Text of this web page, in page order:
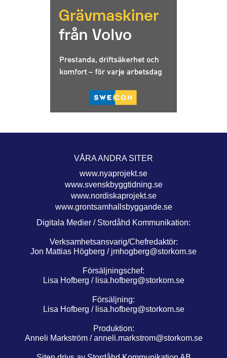
VÅRA ANDRA SITER
www.nyaprojekt.se
www.svenskbyggtidning.se
www.nordiskaprojekt.se
www.grontsamhallsbyggande.se
Digitala Medier / Stordåhd Kommunikation:
Verksamhetsansvarig/Chefredaktör:
Jon Mattias Högberg / jmhogberg@storkom.se
Försäljningschef:
Lisa Hofberg / lisa.hofberg@storkom.se
Försäljning:
Lisa Hofberg / lisa.hofberg@storkom.se
Produktion:
Anneli Markström /anneli.markstrom@storkom.se